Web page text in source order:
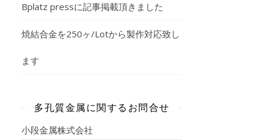
Bplatz pressに記事掲載頂きました
焼結合金を250ヶ/Lotから製作対応致し
ます
多孔質金属に関するお問合せ
小段金属株式会社